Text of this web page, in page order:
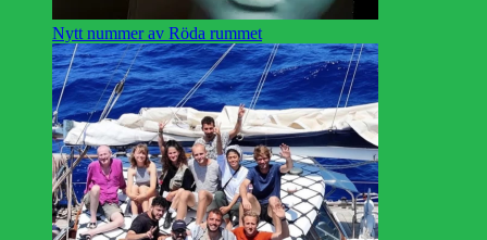
Nytt nummer av Röda rummet